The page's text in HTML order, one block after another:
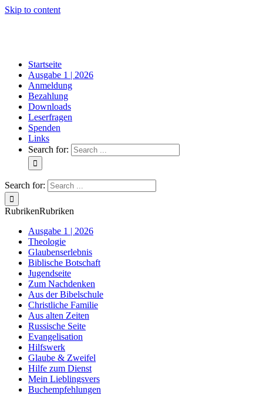
Skip to content
Startseite
Ausgabe 1 | 2026
Anmeldung
Bezahlung
Downloads
Leserfragen
Spenden
Links
Search for:
Search for:
RubrikenRubriken
Ausgabe 1 | 2026
Theologie
Glaubenserlebnis
Biblische Botschaft
Jugendseite
Zum Nachdenken
Aus der Bibelschule
Christliche Familie
Aus alten Zeiten
Russische Seite
Evangelisation
Hilfswerk
Glaube & Zweifel
Hilfe zum Dienst
Mein Lieblingsvers
Buchempfehlungen